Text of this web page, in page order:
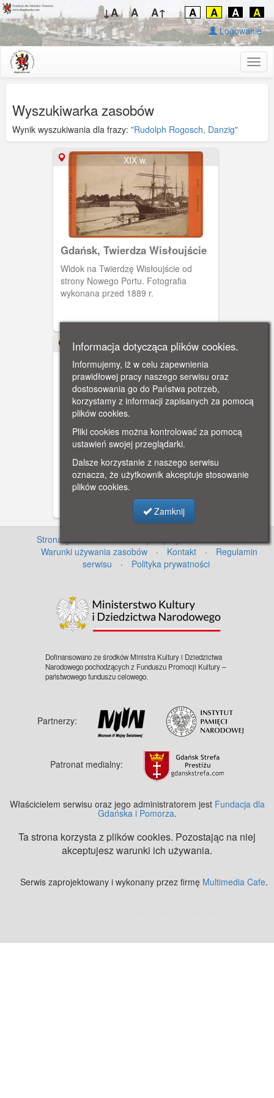
↓A A A↑ A A A A
Logowanie
Wyszukiwarka zasobów
Wynik wyszukiwania dla frazy: "Rudolph Rogosch, Danzig"
XIX w.
Gdańsk, Twierdza Wisłoujście
Widok na Twierdzę Wisłoujście od
strony Nowego Portu. Fotografia
wykonana przed 1889 r.
XX w.
Gdańsk, molo spacerowe na
Westerplatte
spacerowe na Westerplatte
Strona główna · Informacje o projekcie · Cennik
·
Warunki używania zasobów
· Kontakt ·
Regulamin
serwisu
· Polityka prywatności
Dofinansowano ze środków Ministra Kultury i Dziedzictwa
Narodowego pochodzących z Funduszu Promocji Kultury –
państwowego funduszu celowego.
Partnerzy:
Patronat medialny:
Właścicielem serwisu oraz jego administratorem jest Fundacja dla
Gdańska i Pomorza.
Ta strona korzysta z plików cookies. Pozostając na niej
akceptujesz warunki ich używania.
Serwis zaprojektowany i wykonany przez firmę Multimedia Cafe.
Informacja dotycząca plików cookies.
Informujemy, iż w celu zapewnienia
prawidłowej pracy naszego serwisu oraz
dostosowania go do Państwa potrzeb,
korzystamy z informacji zapisanych za pomocą
plików cookies.
Pliki cookies można kontrolować za pomocą
ustawień swojej przeglądarki.
Dalsze korzystanie z naszego serwisu
oznacza, że użytkownik akceptuje stosowanie
plików cookies.
Zamknij